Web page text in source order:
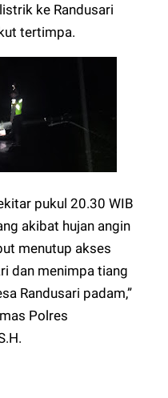
ke Randusari
tertimpa.
pukul 20.30 WIB
akibat hujan angin
menutup akses
dan menimpa tiang
Randusari padam,”
Polres